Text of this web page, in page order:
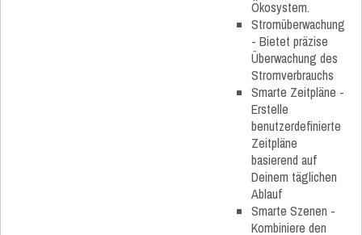
Ökosystem.
Stromüberwachung
- Bietet präzise
Überwachung des
Stromverbrauchs
Smarte Zeitpläne -
Erstelle
benutzerdefinierte
Zeitpläne
basierend auf
Deinem täglichen
Ablauf
Smarte Szenen -
Kombiniere den